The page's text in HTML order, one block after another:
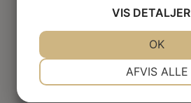
VIS DETALJER
AFVIS ALLE
OK